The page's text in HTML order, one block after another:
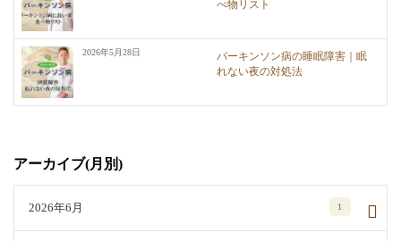
べ物リスト
2026年5月28日
パーキンソン病の睡眠障害｜眠
れない夜の対処法
アーカイブ(月別)
2026年6月 1